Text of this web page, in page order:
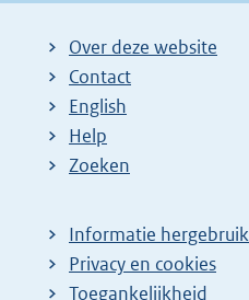
Over deze website
Contact
English
Help
Zoeken
Informatie
Privacy en cookies
Toegankelijkheid